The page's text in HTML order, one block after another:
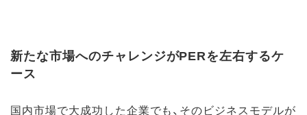
新たな市場へのチャレンジがPERを左右するケ
ース
国内市場で大成功した企業でも、そのビジネスモデルが